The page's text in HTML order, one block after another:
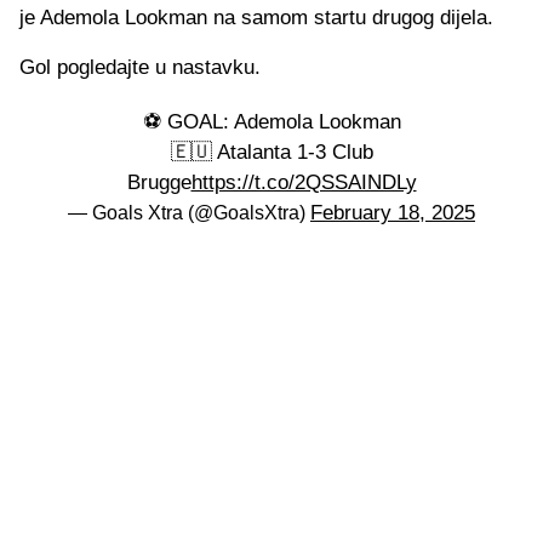
je Ademola Lookman na samom startu drugog dijela.
Gol pogledajte u nastavku.
⚽️ GOAL: Ademola Lookman
🇪🇺 Atalanta 1-3 Club
Bruggehttps://t.co/2QSSAINDLy
— Goals Xtra (@GoalsXtra) February 18, 2025